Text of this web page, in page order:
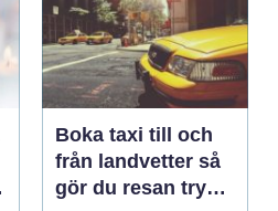
Boka taxi till och
från landvetter så
gör du resan trygg